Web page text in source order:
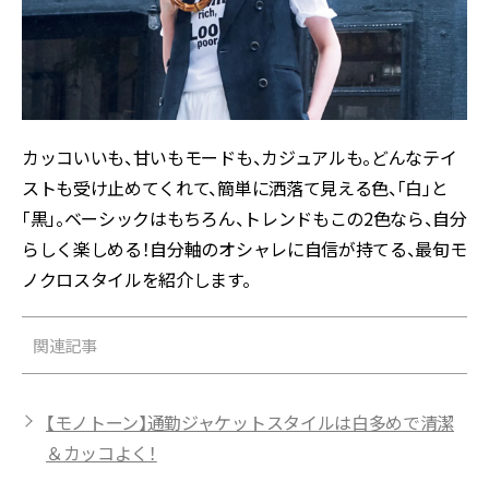
カッコいいも、甘いもモードも、カジュアルも。どんなテイ
ストも受け止めてくれて、簡単に洒落て見える色、「白」と
「黒」。ベーシックはもちろん、トレンドもこの2色なら、自分
らしく楽しめる！自分軸のオシャレに自信が持てる、最旬モ
ノクロスタイルを紹介します。
関連記事
【モノトーン】通勤ジャケットスタイルは白多めで清潔
＆カッコよく！